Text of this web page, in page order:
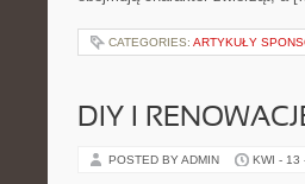
CATEGORIES: ARTYKUŁY
DIY I
POSTED BY ADMIN KWI - 13